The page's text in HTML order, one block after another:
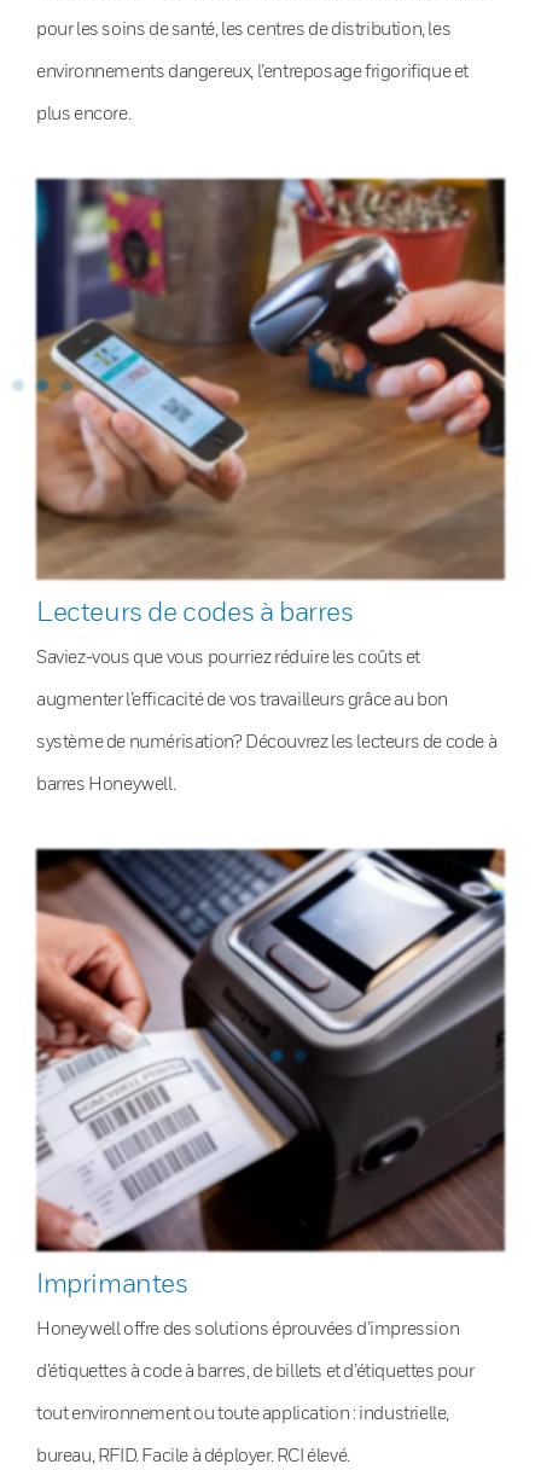
pour les soins de santé, les centres de distribution, les
environnements dangereux, l’entreposage frigorifique et
plus encore.
Lecteurs de codes à barres
Saviez-vous que vous pourriez réduire les coûts et
augmenter l’efficacité de vos travailleurs grâce au bon
système de numérisation? Découvrez les lecteurs de code à
barres Honeywell.
Imprimantes
Honeywell offre des solutions éprouvées d’impression
d’étiquettes à code à barres, de billets et d’étiquettes pour
tout environnement ou toute application : industrielle,
bureau, RFID. Facile à déployer. RCI élevé.